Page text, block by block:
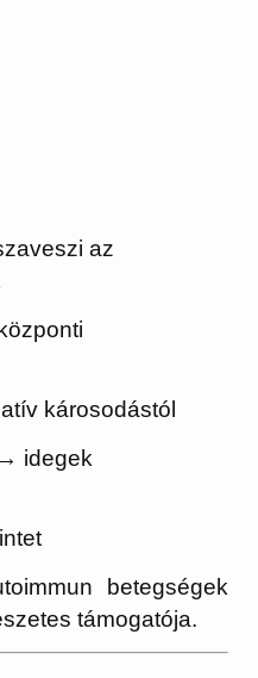
az
károsodástól
idegek
betegségek
támogatója.